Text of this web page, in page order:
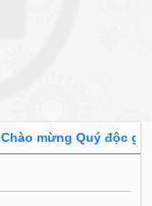
Chào mừng Quý độc